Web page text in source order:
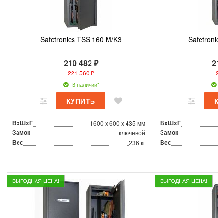
Safetronics TSS 160 M/K3
210 482 ₽
221 560 ₽
В наличии*
ВxШxГ 1600 x 600 x 435 мм
Замок ключевой
Вес 236 кг
ВxШxГ
Замок
Вес
ВЫГОДНАЯ ЦЕНА! ВЫГОДНАЯ ЦЕНА!